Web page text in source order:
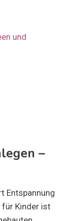
–
Entspannung
für Kinder ist